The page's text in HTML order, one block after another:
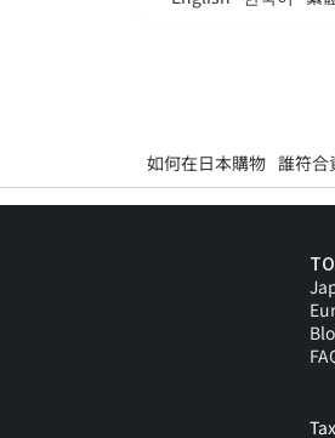
如何在日本購物 誰符合